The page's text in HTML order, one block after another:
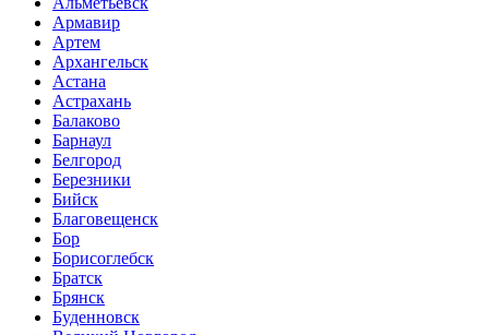
Армавир
Артем
Архангельск
Астана
Астрахань
Балаково
Барнаул
Белгород
Березники
Бийск
Благовещенск
Бор
Борисоглебск
Братск
Брянск
Буденновск